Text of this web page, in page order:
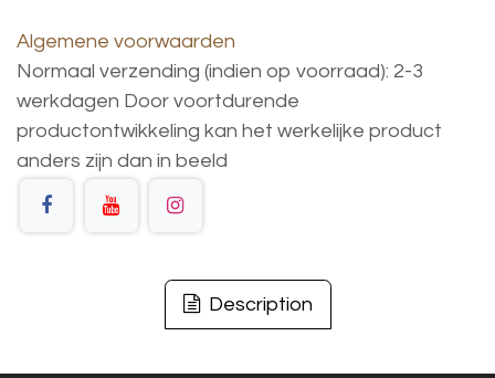
Algemene voorwaarden
Normaal verzending (indien op voorraad): 2-3
werkdagen Door voortdurende
productontwikkeling kan het werkelijke product
anders zijn dan in beeld
Description